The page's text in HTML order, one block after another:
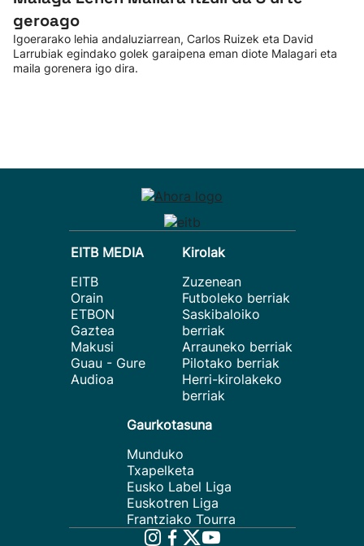
geroago
Igoerarako lehia andaluziarrean, Carlos Ruizek eta David
Larrubiak egindako golek garaipena eman diote Malagari eta
maila gorenera igo dira.
EITB MEDIA
EITB
Orain
ETBON
Gaztea
Makusi
Guau - Gure
Audioa
Kirolak
Zuzenean
Futboleko berriak
Saskibaloiko
berriak
Arrauneko berriak
Pilotako berriak
Herri-kirolakeko
berriak
Gaurkotasuna
Munduko
Txapelketa
Eusko Label Liga
Euskotren Liga
Frantziako Tourra